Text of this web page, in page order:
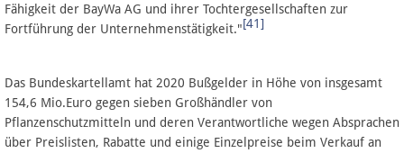
Fähigkeit der BayWa AG und ihrer Tochtergesellschaften zur
Fortführung der Unternehmenstätigkeit."[41]
Das Bundeskartellamt hat 2020 Bußgelder in Höhe von insgesamt
154,6 Mio.Euro gegen sieben Großhändler von
Pflanzenschutzmitteln und deren Verantwortliche wegen Absprachen
über Preislisten, Rabatte und einige Einzelpreise beim Verkauf an